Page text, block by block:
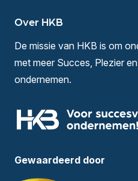
Over HKB
De missie van HKB is om
met meer Succes, Plezier
ondernemen.
Gewaardeerd door